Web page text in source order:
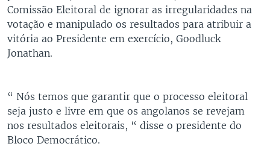
Comissão Eleitoral de ignorar as irregularidades na
votação e manipulado os resultados para atribuir a
vitória ao Presidente em exercício, Goodluck
Jonathan.
“ Nós temos que garantir que o processo eleitoral
seja justo e livre em que os angolanos se revejam
nos resultados eleitorais, “ disse o presidente do
Bloco Democrático.